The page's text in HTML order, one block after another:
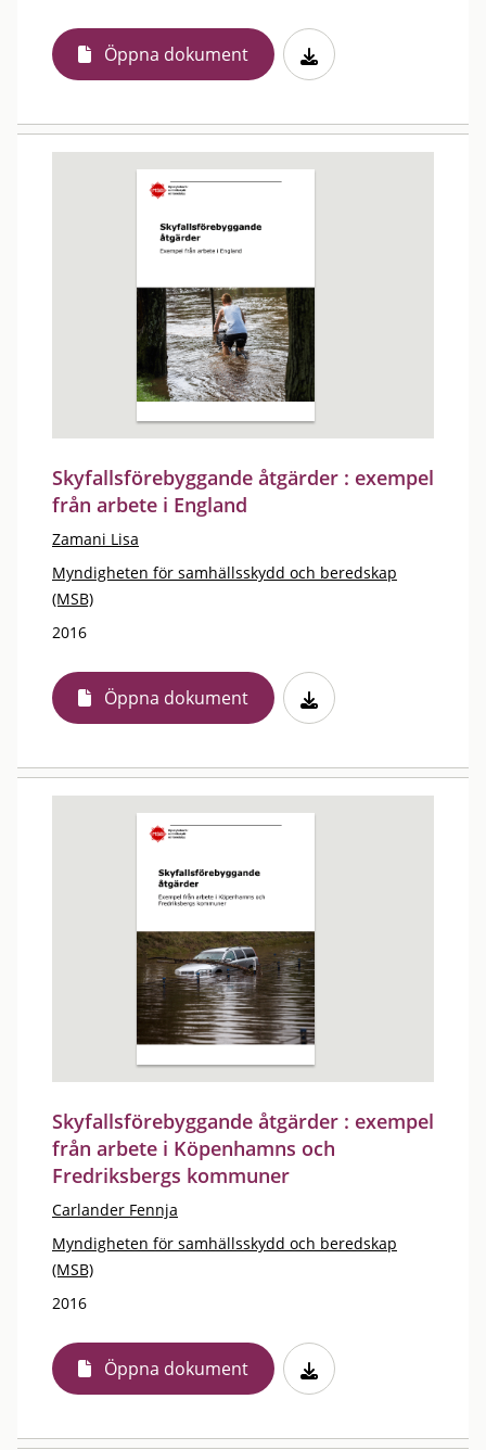
Öppna dokument
Skyfallsförebyggande åtgärder : exempel
från arbete i England
Zamani Lisa
Myndigheten för samhällsskydd och beredskap
(MSB)
2016
Öppna dokument
Skyfallsförebyggande åtgärder : exempel
från arbete i Köpenhamns och
Fredriksbergs kommuner
Carlander Fennja
Myndigheten för samhällsskydd och beredskap
(MSB)
2016
Öppna dokument